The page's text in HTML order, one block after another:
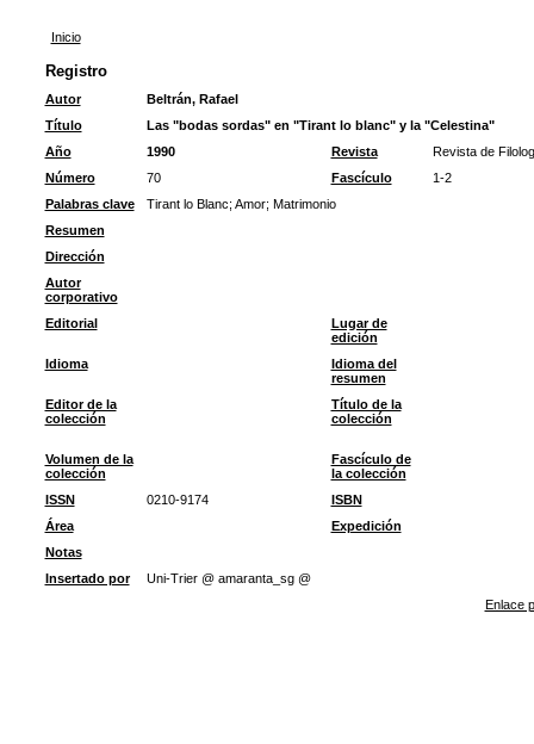
Inicio
Registro
Autor
Beltrán, Rafael
Título
Las "bodas sordas" en "Tirant lo blanc" y la "Celestina"
Año
1990 Revista
Revista de
Número
70 Fascículo
1-2
Palabras clave
Tirant lo Blanc; Amor; Matrimonio
Resumen
Dirección
Autor
corporativo
Editorial
Lugar de
edición
Idioma
Idioma del
resumen
Editor de la
colección
Título de la
colección
Volumen de la
colección
Fascículo de
la colección
ISSN
0210-9174
ISBN
Área
Expedición
Notas
Insertado por
Uni-Trier @ amaranta_sg @
Enlace